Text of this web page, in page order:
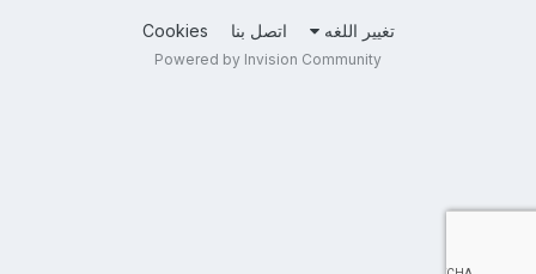
تغيير اللغه اتصل بنا Cookies
Powered by Invision Community